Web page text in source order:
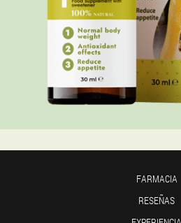
FARMACIA
RESEÑAS